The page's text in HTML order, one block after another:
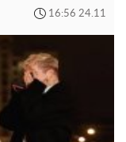
16:56 24.11